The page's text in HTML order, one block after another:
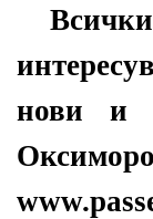
нови и